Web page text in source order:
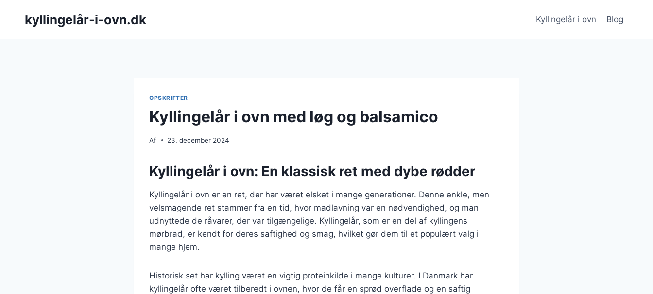
kyllingelår-i-ovn.dk Kyllingelår i ovn Blog
OPSKRIFTER
Kyllingelår i ovn med løg og balsamico
Af 23. december 2024
Kyllingelår i ovn: En klassisk ret med dybe rødder
Kyllingelår i ovn er en ret, der har været elsket i mange generationer. Denne enkle, men
velsmagende ret stammer fra en tid, hvor madlavning var en nødvendighed, og man
udnyttede de råvarer, der var tilgængelige. Kyllingelår, som er en del af kyllingens
mørbrad, er kendt for deres saftighed og smag, hvilket gør dem til et populært valg i
mange hjem.
Historisk set har kylling været en vigtig proteinkilde i mange kulturer. I Danmark har
kyllingelår ofte været tilberedt i ovnen, hvor de får en sprød overflade og en saftig